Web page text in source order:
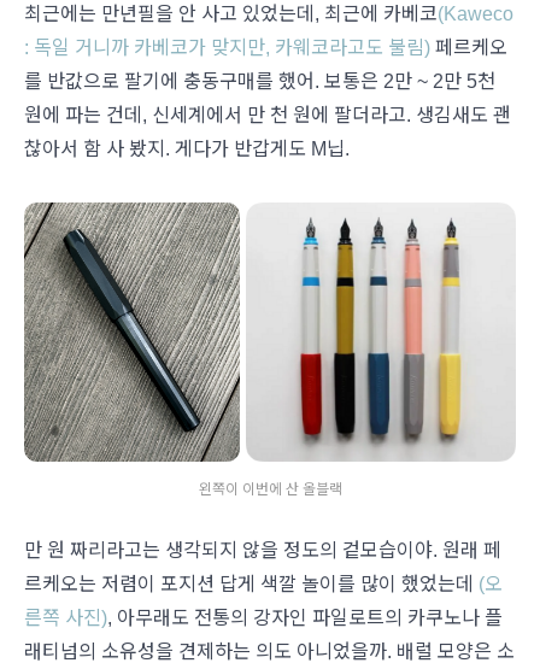
최근에는 만년필을 안 사고 있었는데, 최근에 카베코(Kaweco
: 독일 거니까 카베코가 맞지만, 카웨코라고도 불림) 페르케오
를 반값으로 팔기에 충동구매를 했어. 보통은 2만 ~ 2만 5천
원에 파는 건데, 신세계에서 만 천 원에 팔더라고. 생김새도 괜
찮아서 함 사 봤지. 게다가 반갑게도 M닙.
왼쪽이 이번에 산 올블랙
만 원 짜리라고는 생각되지 않을 정도의 겉모습이야. 원래 페
르케오는 저렴이 포지션 답게 색깔 놀이를 많이 했었는데
(오
른쪽 사진), 아무래도 전통의 강자인 파일로트의 카쿠노나 플
래티넘의 소유성을 견제하는 의도 아니었을까. 배럴 모양은 소